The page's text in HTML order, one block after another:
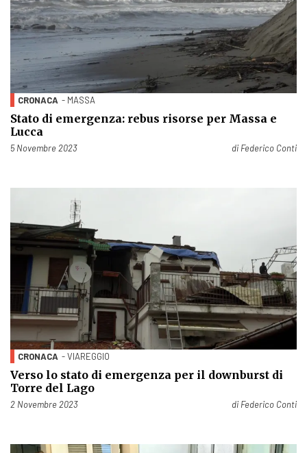
CRONACA - MASSA
Stato di emergenza: rebus risorse per Massa e
Lucca
Pubblicato il
5 Novembre 2023 di Federico Conti
CRONACA - VIAREGGIO
Verso lo stato di emergenza per il downburst di
Torre del Lago
Pubblicato il
2 Novembre 2023 di Federico Conti